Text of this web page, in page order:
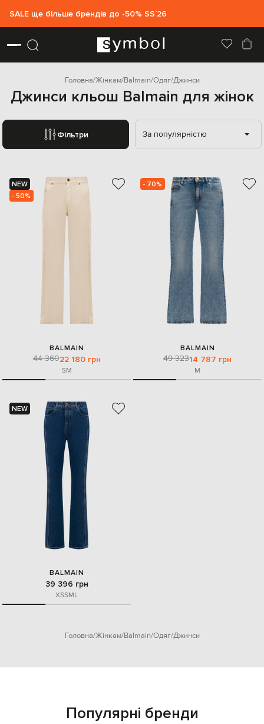
SALE ще більше брендів до -50% SS`26
Головна Жінкам Balmain Одяг Джинси
Джинси кльош Balmain для жінок
Фільтри За популярністю
NEW
- 50%
BALMAIN
44 36022 180 грн
SM
- 70%
BALMAIN
49 32314 787 грн
M
NEW
BALMAIN
39 396 грн
XSSML
Головна Жінкам Balmain Одяг Джинси
Популярні бренди